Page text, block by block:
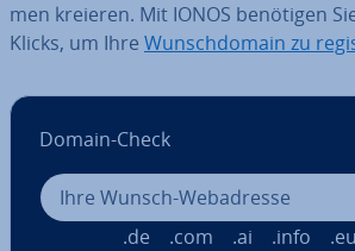
men kreieren. Mit IONOS benötigen
Klicks, um Ihre Wunsch­do­main zu
Domain-Check
.de .com .ai .info .eu